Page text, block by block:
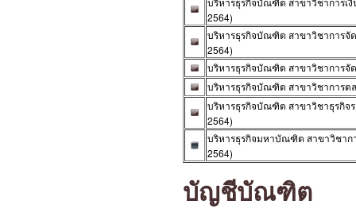
2564)
บริหารธุรกิจบัณฑิต สาขาวิชาการจั
2564)
บริหารธุรกิจบัณฑิต สาขาวิชาการจั
บริหารธุรกิจบัณฑิต สาขาวิชาการต
บริหารธุรกิจบัณฑิต สาขาวิชาธุรกิจ
2564)
บริหารธุรกิจมหาบัณฑิต สาขาวิชาก
2564)
บัญชีบัณฑิต